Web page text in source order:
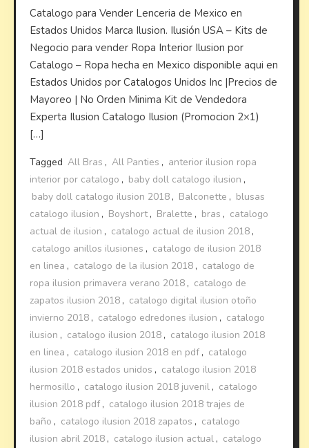
Catalogo para Vender Lenceria de Mexico en
Estados Unidos Marca Ilusion. Ilusión USA – Kits de
Negocio para vender Ropa Interior Ilusion por
Catalogo – Ropa hecha en Mexico disponible aqui en
Estados Unidos por Catalogos Unidos Inc |Precios de
Mayoreo | No Orden Minima Kit de Vendedora
Experta Ilusion Catalogo Ilusion (Promocion 2×1)
[…]
Tagged All Bras , All Panties , anterior ilusion ropa
interior por catalogo , baby doll catalogo ilusion ,
baby doll catalogo ilusion 2018 , Balconette , blusas
catalogo ilusion , Boyshort, Bralette , bras , catalogo
actual de ilusion , catalogo actual de ilusion 2018 ,
catalogo anillos ilusiones , catalogo de ilusion 2018
en linea , catalogo de la ilusion 2018 , catalogo de
ropa ilusion primavera verano 2018 , catalogo de
zapatos ilusion 2018 , catalogo digital ilusion otoño
invierno 2018 , catalogo edredones ilusion , catalogo
ilusion , catalogo ilusion 2018 , catalogo ilusion 2018
en linea , catalogo ilusion 2018 en pdf , catalogo
ilusion 2018 estados unidos , catalogo ilusion 2018
hermosillo , catalogo ilusion 2018 juvenil , catalogo
ilusion 2018 pdf , catalogo ilusion 2018 trajes de
baño , catalogo ilusion 2018 zapatos , catalogo
ilusion abril 2018 , catalogo ilusion actual , catalogo